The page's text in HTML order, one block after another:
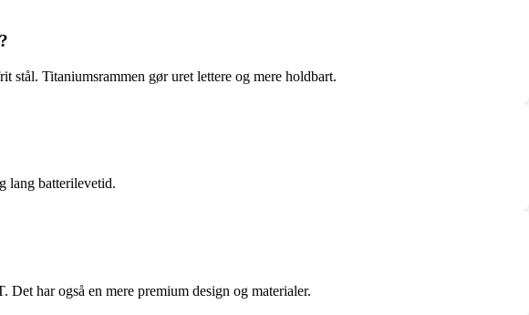
stål. Titaniumsrammen gør uret lettere og mere holdbart.
lang batterilevetid.
har også en mere premium design og materialer.